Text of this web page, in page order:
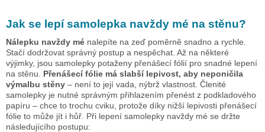
Jak se lepí samolepka navždy mé na stěnu?
Nálepku navždy mé nalepíte na zeď poměrně snadno a rychle.
Stačí dodržovat správný postup a nespěchat. Až na některé
výjimky, jsou samolepky potaženy přenášecí fólií pro snadné lepení
na stěnu. Přenášecí fólie má slabší lepivost, aby neponičila
výmalbu stěny – není to její vada, nýbrž vlastnost. Členité
samolepky je nutné správným přihlazením přenést z podkladového
papíru – chce to trochu cviku, protože díky nižší lepivosti přenášecí
fólie to může jít i hůř. Při lepení samolepky navždy mé se držte
následujícího postupu: